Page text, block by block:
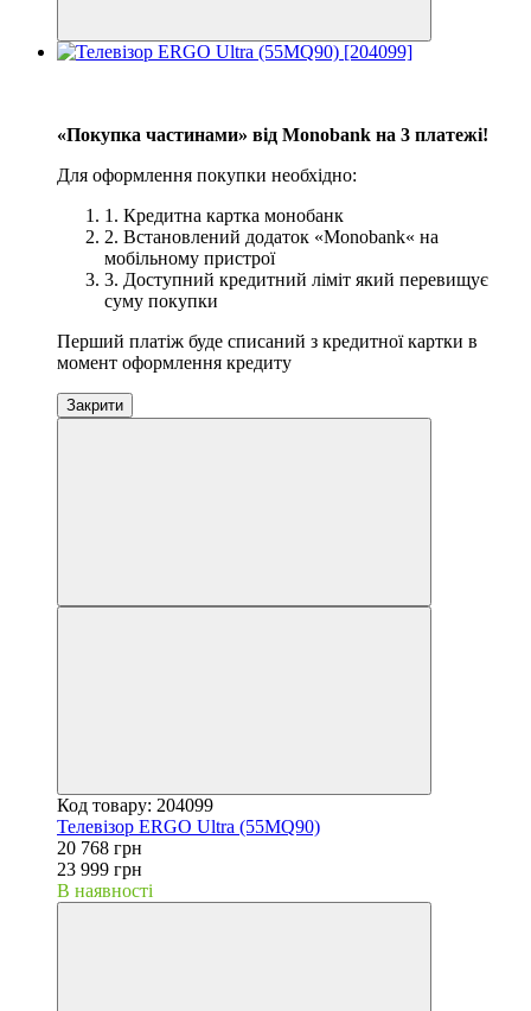
«Покупка частинами» від Monobank на 3 платежі!
Для оформлення покупки необхідно:
1. Кредитна картка монобанк
2. Встановлений додаток «Monobank« на
мобільному пристрої
3. Доступний кредитний ліміт який перевищує
суму покупки
Перший платіж буде списаний з кредитної картки в
момент оформлення кредиту
Закрити
Код товару: 204099
Телевізор ERGO Ultra (55MQ90)
20 768 грн
23 999 грн
В наявності